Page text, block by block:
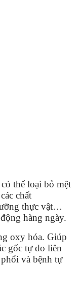
thể loại bỏ mệt
chất
thực vật…
hàng ngày.
oxy hóa. Giúp
gốc tự do liên
và bệnh tự